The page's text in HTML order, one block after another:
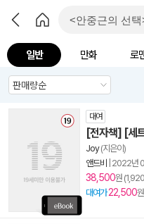
일반 만화 로
대여
[전자책] [세
Joy(지은이)
앤드비
2022년
38,500원
대여가 22,500원,